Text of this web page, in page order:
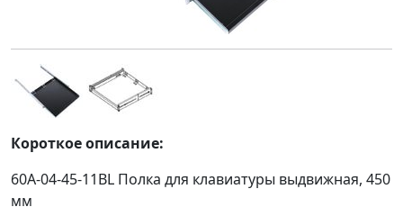
Короткое описание:
60A-04-45-11BL Полка для клавиатуры выдвижная, 450
мм